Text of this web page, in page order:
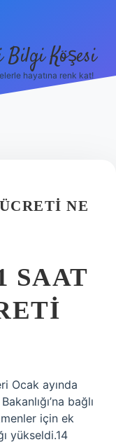
Bilgi Köşesi
hayatına renk kat!
NE
SAAT
Ocak ayında
bağlı
için ek
yükseldi.14